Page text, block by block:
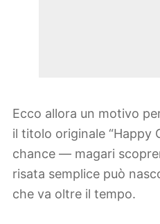
Ecco allora un motivo
il titolo originale “Happy
chance — magari
risata semplice può
che va oltre il tempo.